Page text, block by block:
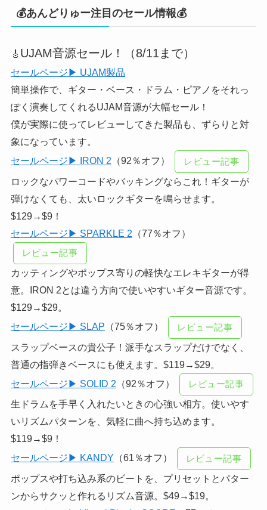
💰あんどりゅー注目のセール情報💰
🎸 UJAM音源セール！（8/11まで）
セールページ▶ UJAM製品
簡単操作で、ギター・ベース・ドラム・ピアノをそれっ
ぽく演奏してくれるUJAM音源が大幅セール！
僕が実際に使ってレビューしてきた製品も、ずらりと対
象になっています。
セールページ▶ IRON 2 （92％オフ） レビュー記事
ロックなパワーコードやバッキングならこれ！ギターが
弾けなくても、太いロックギターを鳴らせます。
$129→$9！
セールページ▶ SPARKLE 2 （77％オフ）
レビュー記事
カッティングやポップス寄りの軽快なエレキギターが得
意。IRON 2とは違う方向で使いやすいギター音源です。
$129→$29。
セールページ▶ SLAP （75％オフ） レビュー記事
スラップベースの貴公子！派手なスラップだけでなく、
普通の指弾きベースにも使えます。$119→$29。
セールページ▶ SOLID 2 （92％オフ） レビュー記事
生ドラムを手早く入れたいときの心強い相方。使いやす
いリズムパターンを、気軽に曲へ持ち込めます。
$119→$9！
セールページ▶ KANDY （61％オフ） レビュー記事
ポップスや打ち込み系のビートを、プリセットとパター
ンからサクッと作れるリズム音源。$49→$19。